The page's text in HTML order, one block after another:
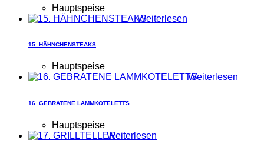
Hauptspeise
Weiterlesen
15. HÄHNCHENSTEAKS
Hauptspeise
Weiterlesen
16. GEBRATENE LAMMKOTELETTS
Hauptspeise
Weiterlesen